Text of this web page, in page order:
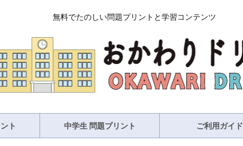
無料でたのしい問題プリントと学習コンテンツ
ト 中学生 問題プリント ご利用ガイド